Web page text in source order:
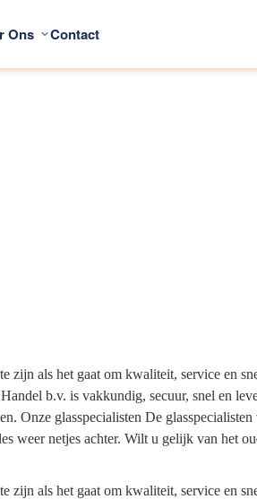
Ons Contact
zijn als het gaat om kwaliteit, service en
b.v. is vakkundig, secuur, snel en
Onze glasspecialisten De
netjes achter. Wilt u gelijk van het
zijn als het gaat om kwaliteit, service en